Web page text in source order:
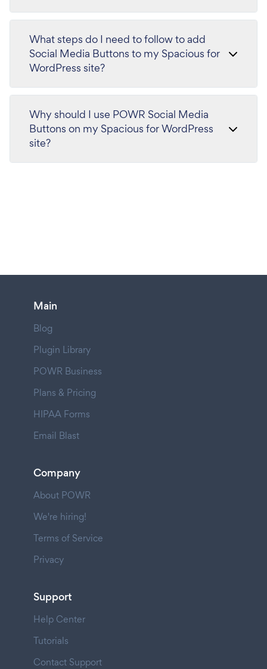
What steps do I need to follow to add
Social Media Buttons to my Spacious for
WordPress site?
Why should I use POWR Social Media
Buttons on my Spacious for WordPress
site?
Main
Blog
Plugin Library
POWR Business
Plans & Pricing
HIPAA Forms
Email Blast
Company
About POWR
We're hiring!
Terms of Service
Privacy
Support
Help Center
Tutorials
Contact Support